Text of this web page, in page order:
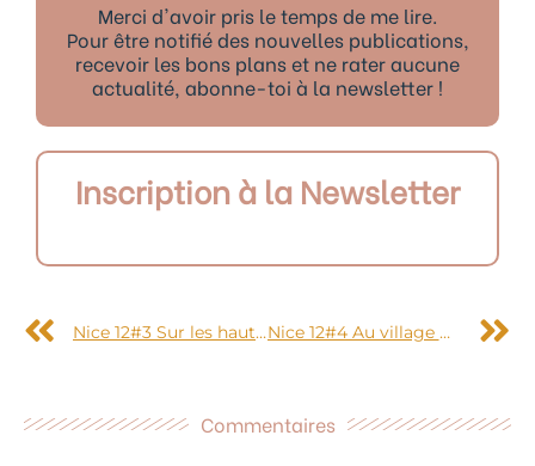
Merci d'avoir pris le temps de me lire.
Pour être notifié des nouvelles publications,
recevoir les bons plans et ne rater aucune
actualité, abonne-toi à la newsletter !
Inscription à la Newsletter
Nice 12#3 Sur les hauteurs de Roquebrune Cap Martin Nice 12#4 Au village médiéval de Tourrettes-sur-Loup
Commentaires